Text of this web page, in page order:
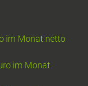
im Monat netto
im Monat